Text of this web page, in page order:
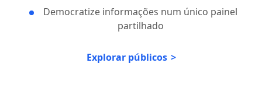
Democratize informações num único painel
partilhado
Explorar públicos